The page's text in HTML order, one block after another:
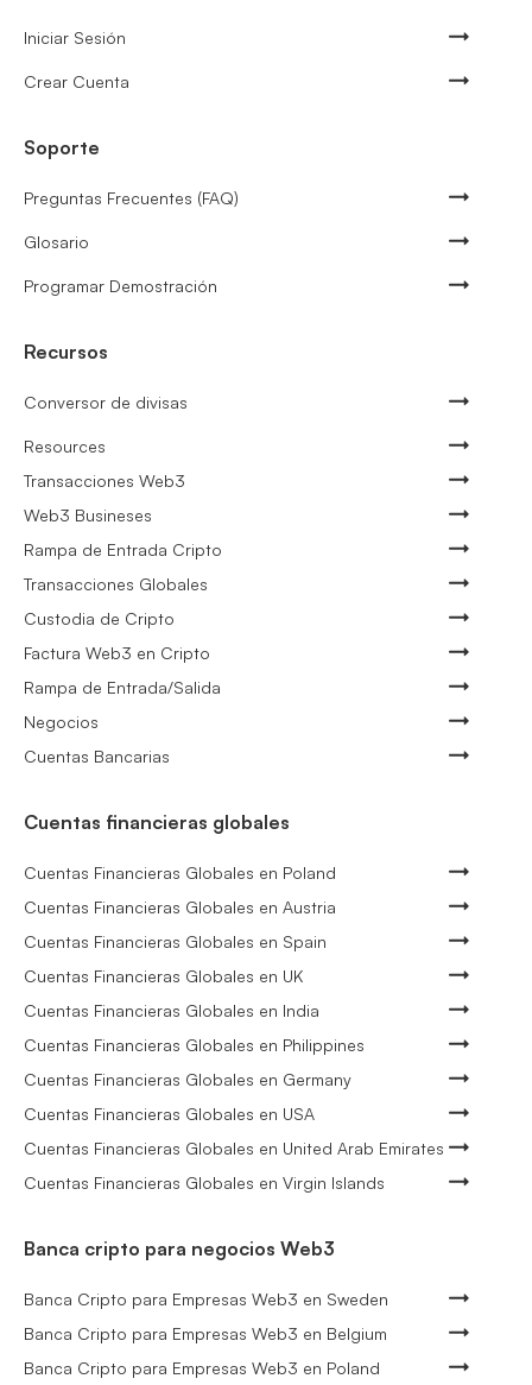
Iniciar Sesión
Crear Cuenta
Soporte
Preguntas Frecuentes (FAQ)
Glosario
Programar Demostración
Recursos
Conversor de divisas
Resources
Transacciones Web3
Web3 Busineses
Rampa de Entrada Cripto
Transacciones Globales
Custodia de Cripto
Factura Web3 en Cripto
Rampa de Entrada/Salida
Negocios
Cuentas Bancarias
Cuentas financieras globales
Cuentas Financieras Globales en Poland
Cuentas Financieras Globales en Austria
Cuentas Financieras Globales en Spain
Cuentas Financieras Globales en UK
Cuentas Financieras Globales en India
Cuentas Financieras Globales en Philippines
Cuentas Financieras Globales en Germany
Cuentas Financieras Globales en USA
Cuentas Financieras Globales en United Arab Emirates
Cuentas Financieras Globales en Virgin Islands
Banca cripto para negocios Web3
Banca Cripto para Empresas Web3 en Sweden
Banca Cripto para Empresas Web3 en Belgium
Banca Cripto para Empresas Web3 en Poland